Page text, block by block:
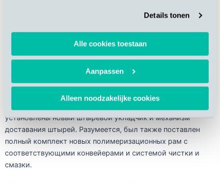
Details tonen
Alle cookies toestaan
Aanpassen
Alleen noodzakelijke cookies
автоматический штифтоукладчик с правой стороны
Для повышения уровня безопасности операторов и
обеспечения эффективного и безопасного перемещения
установлены новый штыревой укладчик и механизм
доставания штырей. Разумеется, был также поставлен
полный комплект новых полимеризационных рам с
соответствующими конвейерами и системой чистки и
смазки.